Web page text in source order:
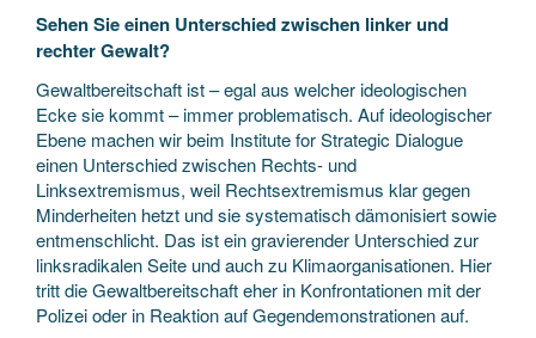
Sehen Sie einen Unterschied zwischen linker und
rechter Gewalt?
Gewaltbereitschaft ist – egal aus welcher ideologischen
Ecke sie kommt – immer problematisch. Auf ideologischer
Ebene machen wir beim Institute for Strategic Dialogue
einen Unterschied zwischen Rechts- und
Linksextremismus, weil Rechtsextremismus klar gegen
Minderheiten hetzt und sie systematisch dämonisiert sowie
entmenschlicht. Das ist ein gravierender Unterschied zur
linksradikalen Seite und auch zu Klimaorganisationen. Hier
tritt die Gewaltbereitschaft eher in Konfrontationen mit der
Polizei oder in Reaktion auf Gegendemonstrationen auf.